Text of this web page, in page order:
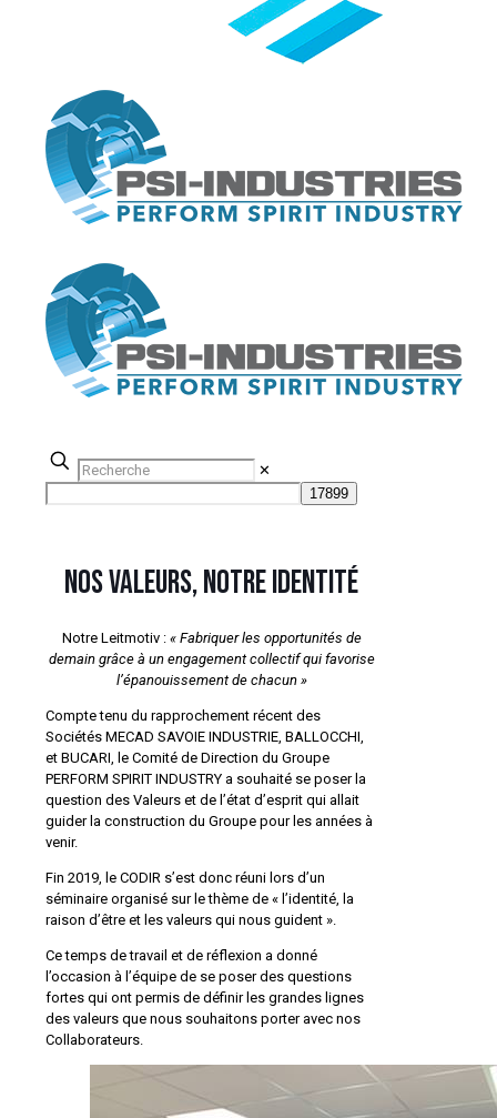
✕
Nos valeurs, notre identité
Notre Leitmotiv :« Fabriquer les opportunités de
demain grâce à un engagement collectif qui favorise
l’épanouissement de chacun »
Compte tenu du rapprochement récent des
Sociétés MECAD SAVOIE INDUSTRIE, BALLOCCHI,
et BUCARI, le Comité de Direction du Groupe
PERFORM SPIRIT INDUSTRY a souhaité se poser la
question des Valeurs et de l’état d’esprit qui allait
guider la construction du Groupe pour les années à
venir.
Fin 2019, le CODIR s’est donc réuni lors d’un
séminaire organisé sur le thème de « l’identité, la
raison d’être et les valeurs qui nous guident ».
Ce temps de travail et de réflexion a donné
l’occasion à l’équipe de se poser des questions
fortes qui ont permis de définir les grandes lignes
des valeurs que nous souhaitons porter avec nos
Collaborateurs.